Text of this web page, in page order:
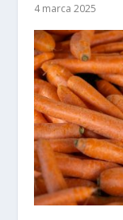
4 marca 2025